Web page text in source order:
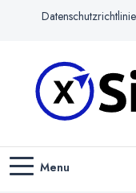
Datenschutzrichtlinie
X-
Menu